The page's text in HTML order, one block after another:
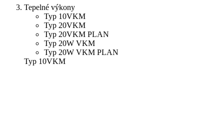
Tepelné výkony
Typ 10VKM
Typ 20VKM
Typ 20VKM PLAN
Typ 20W VKM
Typ 20W VKM PLAN
Typ 10VKM